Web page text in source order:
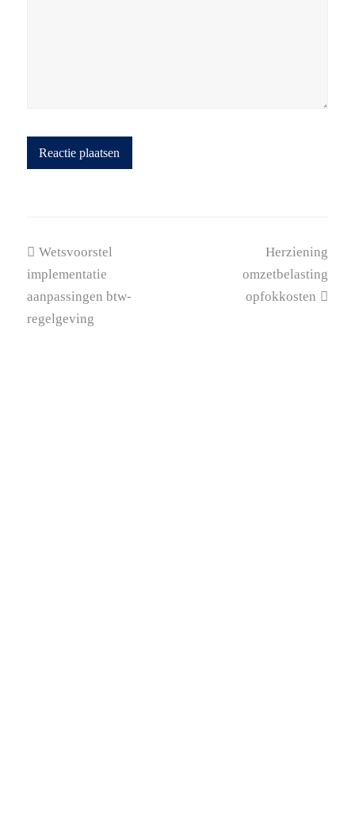
previous
post:
Wetsvoorstel
implementatie
aanpassingen btw-
regelgeving
next
post:
Herziening
omzetbelasting
opfokkosten